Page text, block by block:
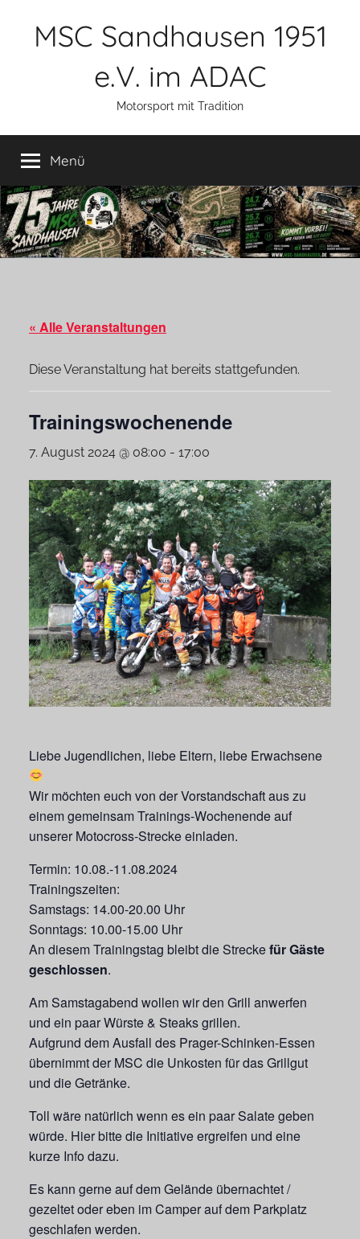
MSC Sandhausen 1951
e.V. im ADAC
Motorsport mit Tradition
Menü
« Alle Veranstaltungen
Diese Veranstaltung hat bereits stattgefunden.
Trainingswochenende
7. August 2024 @ 08:00 - 17:00
Liebe Jugendlichen, liebe Eltern, liebe Erwachsene
Wir möchten euch von der Vorstandschaft aus zu
einem gemeinsam Trainings-Wochenende auf
unserer Motocross-Strecke einladen.
Termin: 10.08.-11.08.2024
Trainingszeiten:
Samstags: 14.00-20.00 Uhr
Sonntags: 10.00-15.00 Uhr
An diesem Trainingstag bleibt die Streckefür Gäste
geschlossen.
Am Samstagabend wollen wir den Grill anwerfen
und ein paar Würste & Steaks grillen.
Aufgrund dem Ausfall des Prager-Schinken-Essen
übernimmt der MSC die Unkosten für das Grillgut
und die Getränke.
Toll wäre natürlich wenn es ein paar Salate geben
würde. Hier bitte die Initiative ergreifen und eine
kurze Info dazu.
Es kann gerne auf dem Gelände übernachtet /
gezeltet oder eben im Camper auf dem Parkplatz
geschlafen werden.